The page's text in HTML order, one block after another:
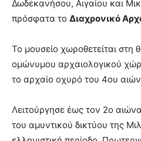
Δωδεκανήσου, Αιγαίου και
πρόσφατα το Διαχρονικό
Το μουσείο χωροθετείται στη
ομώνυμου αρχαιολογικού
το αρχαίο οχυρό του 4ου
Λειτούργησε έως τον 2ο
του αμυντικού δικτύου της